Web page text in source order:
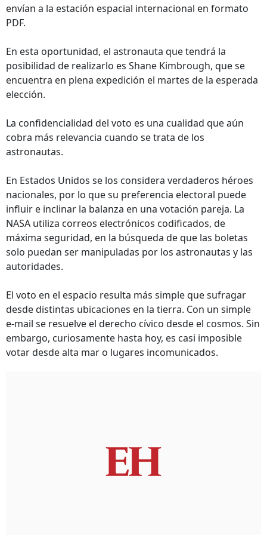
envían a la estación espacial internacional en formato
PDF.
En esta oportunidad, el astronauta que tendrá la
posibilidad de realizarlo es Shane Kimbrough, que se
encuentra en plena expedición el martes de la esperada
elección.
La confidencialidad del voto es una cualidad que aún
cobra más relevancia cuando se trata de los
astronautas.
En Estados Unidos se los considera verdaderos héroes
nacionales, por lo que su preferencia electoral puede
influir e inclinar la balanza en una votación pareja. La
NASA utiliza correos electrónicos codificados, de
máxima seguridad, en la búsqueda de que las boletas
solo puedan ser manipuladas por los astronautas y las
autoridades.
El voto en el espacio resulta más simple que sufragar
desde distintas ubicaciones en la tierra. Con un simple
e-mail se resuelve el derecho cívico desde el cosmos. Sin
embargo, curiosamente hasta hoy, es casi imposible
votar desde alta mar o lugares incomunicados.